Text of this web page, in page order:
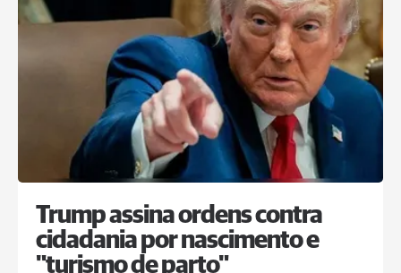
Trump assina ordens contra
cidadania por nascimento e
"turismo de parto"